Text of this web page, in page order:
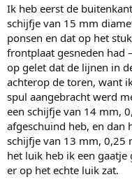
Ik heb eerst de
schijfje van 15 mm
ponsen en dat op het
frontplaat gesneden had
op gelet dat de lijnen in
achterop de toren, want
spul aangebracht werd
een schijfje van 14 mm,
afgeschuind heb, en dan
schijfje van 13 mm, 0,25
het luik heb ik een
er op het echte luik zat.